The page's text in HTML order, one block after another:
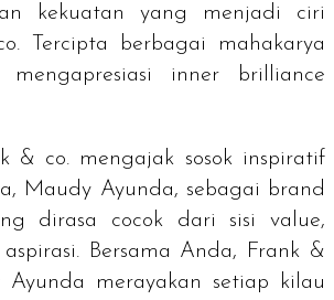
kekuatan yang menjadi ciri
Tercipta berbagai mahakarya
inner brilliance
& co. mengajak sosok inspiratif
Maudy Ayunda, sebagai brand
dirasa cocok dari sisi value,
Bersama Anda, Frank &
merayakan setiap kilau